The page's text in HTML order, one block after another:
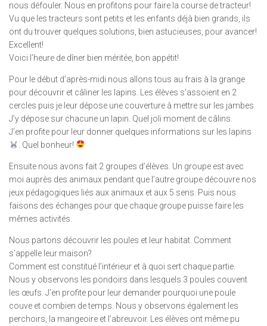
nous défouler. Nous en profitons pour faire la course de tracteur!
Vu que les tracteurs sont petits et les enfants déjà bien grands, ils
ont du trouver quelques solutions, bien astucieuses, pour avancer!
Excellent!
Voici l’heure de dîner bien méritée, bon appétit!
Pour le début d’après-midi nous allons tous au frais à la grange
pour découvrir et câliner les lapins. Les élèves s’assoient en 2
cercles puis je leur dépose une couverture à mettre sur les jambes.
J’y dépose sur chacune un lapin. Quel joli moment de câlins.
J’en profite pour leur donner quelques informations sur les lapins
. Quel bonheur!
Ensuite nous avons fait 2 groupes d’élèves. Un groupe est avec
moi auprès des animaux pendant que l’autre groupe découvre nos
jeux pédagogiques liés aux animaux et aux 5 sens. Puis nous
faisons des échanges pour que chaque groupe puisse faire les
mêmes activités.
Nous partons découvrir les poules et leur habitat. Comment
s’appelle leur maison?
Comment est constitué l’intérieur et à quoi sert chaque partie.
Nous y observons les pondoirs dans lesquels 3 poules couvent
les œufs. J’en profite pour leur demander pourquoi une poule
couve et combien de temps. Nous y observons également les
perchoirs, la mangeoire et l’abreuvoir. Les élèves ont même pu